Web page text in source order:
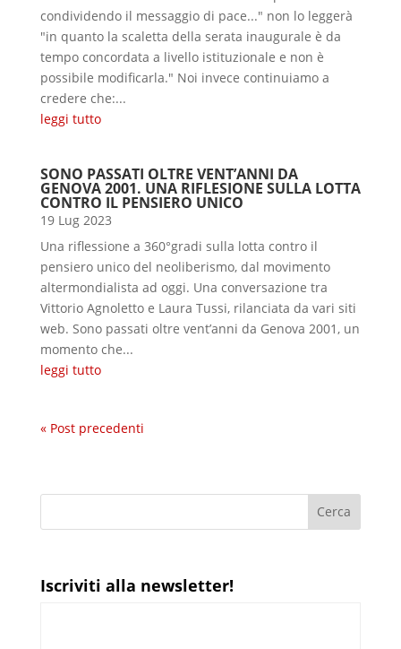
condividendo il messaggio di pace..." non lo leggerà
"in quanto la scaletta della serata inaugurale è da
tempo concordata a livello istituzionale e non è
possibile modificarla." Noi invece continuiamo a
credere che:...
leggi tutto
SONO PASSATI OLTRE VENT’ANNI DA
GENOVA 2001. UNA RIFLESIONE SULLA LOTTA
CONTRO IL PENSIERO UNICO
19 Lug 2023
Una riflessione a 360°gradi sulla lotta contro il
pensiero unico del neoliberismo, dal movimento
altermondialista ad oggi. Una conversazione tra
Vittorio Agnoletto e Laura Tussi, rilanciata da vari siti
web. Sono passati oltre vent’anni da Genova 2001, un
momento che...
leggi tutto
« Post precedenti
Iscriviti alla newsletter!